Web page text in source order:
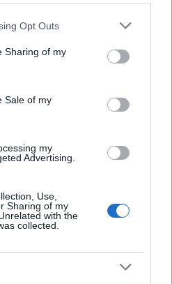
app uses one or more Google
behaviour. You may click to
and its third-party tags to
purposes in below Google
Opt Outs
Sharing of my
Sale of my
my
Advertising.
Use,
Sharing of my
with the
collected.
nincs a zenekar. Pedig
is hallható